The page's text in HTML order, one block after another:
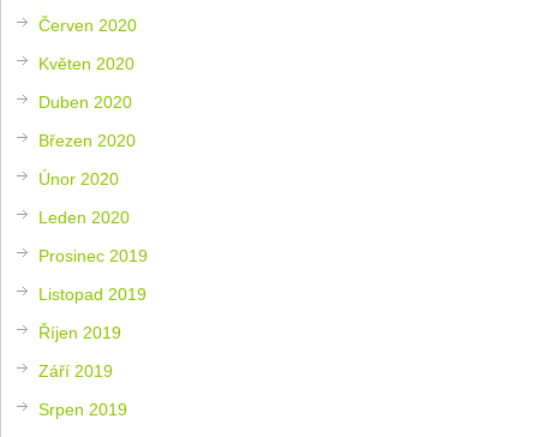
Červen 2020
Květen 2020
Duben 2020
Březen 2020
Únor 2020
Leden 2020
Prosinec 2019
Listopad 2019
Říjen 2019
Září 2019
Srpen 2019